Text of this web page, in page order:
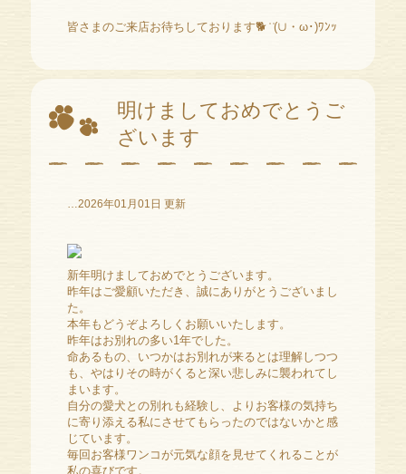
皆さまのご来店お待ちしております🐕 ͗ ͗(∪・ω･)ﾜﾝｯ
明けましておめでとうご
ざいます
…2026年01月01日 更新
新年明けましておめでとうございます。
昨年はご愛顧いただき、誠にありがとうございまし
た。
本年もどうぞよろしくお願いいたします。
昨年はお別れの多い1年でした。
命あるもの、いつかはお別れが来るとは理解しつつ
も、やはりその時がくると深い悲しみに襲われてし
まいます。
自分の愛犬との別れも経験し、よりお客様の気持ち
に寄り添える私にさせてもらったのではないかと感
じています。
毎回お客様ワンコが元気な顔を見せてくれることが
私の喜びです。